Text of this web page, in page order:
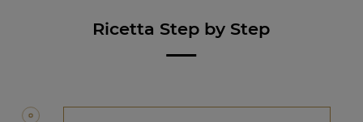
Ricetta Step by Step